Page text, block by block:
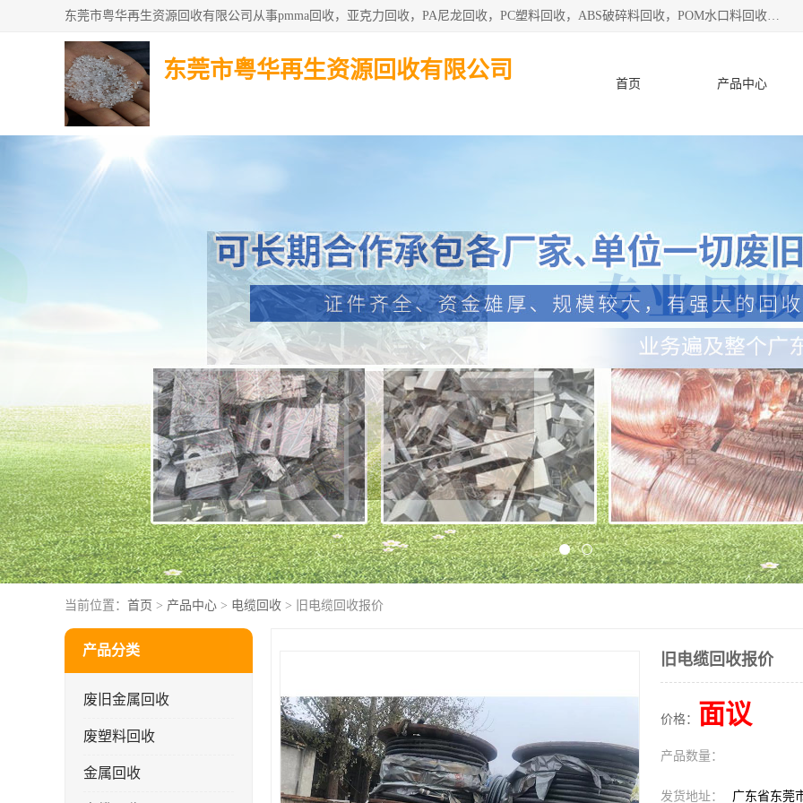
东莞市粤华再生资源回收有限公司从事pmma回收，亚克力回收，PA尼龙回收，PC塑料回收，ABS破碎料回收，POM水口料回收、废不锈钢回收等各类工厂废料回收等。
东莞市粤华再生资源回收有限公司
首页 产品中心
当前位置： 首页 > 产品中心 > 电缆回收 > 旧电缆回收报价
产品分类
废旧金属回收
废塑料回收
金属回收
旧电缆回收报价
价格： 面议
产品数量：
发货地址： 广东省东